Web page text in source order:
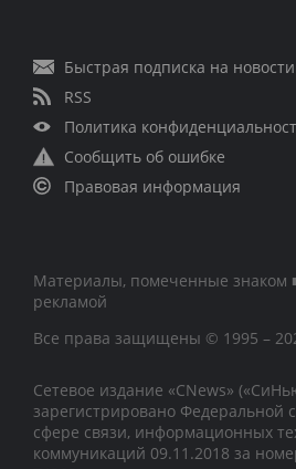
Быстрая подписка на новости
RSS
Политика
Сообщить об ошибке
Правовая информация
Материалы, помеченные знаком
рекламой
Все права защищены © 1995 –
Сетевое издание «CNews»
зарегистрировано Федеральной
сфере связи, информационных
коммуникаций 09.11.2018 за